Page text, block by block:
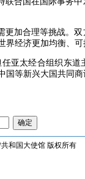
加合理等挑战。
经济更加均衡、可
亚太经合组织东
等新兴大国共同
和国大使馆 版权所有